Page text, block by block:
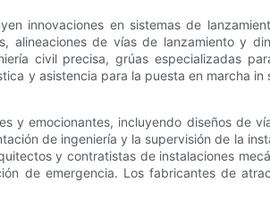
innovaciones en sistemas de
alineaciones de vías de lanzamiento y
civil precisa, grúas especializadas
y asistencia para la puesta en marcha
y emocionantes, incluyendo diseños de
de ingeniería y la supervisión de la
y contratistas de instalaciones
de emergencia. Los fabricantes de